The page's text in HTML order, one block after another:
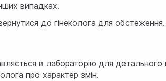
випадках.
до гінеколога для
в лабораторію для
про характер змін.